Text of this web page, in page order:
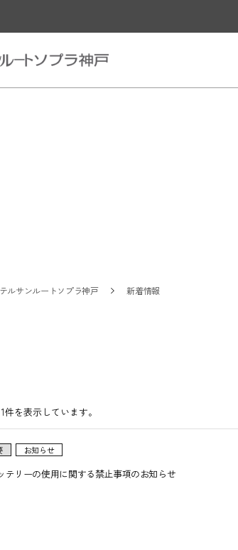
ルサンルートソプラ神戸 新着情報
を表示しています。
お知らせ
テリーの使用に関する禁止事項のお知らせ